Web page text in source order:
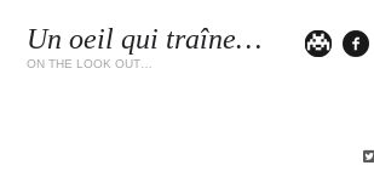
Un oeil qui traîne…
ON THE LOOK OUT…